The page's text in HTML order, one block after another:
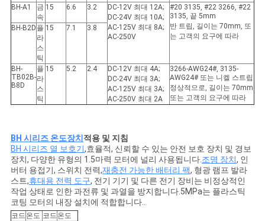
BH-A1
금
속
15 6.6 3.2
DC-12V 최대 12A;
DC-24V 최대 10A;
AC-125V 최대 8A;
AC-250V
#20 3135, #22 3266, #22
3135, 끝 5mm
반 트립, 길이는 70mm, 또
는 고객의 요구에 따라
BH-B2D 플
라
스
틱
15 7.1 3.8
BH-
TB02B-
B8D
플
라
스
틱
15 5.2 2.4
DC-12V 최대 4A;
DC-24V 최대 3A;
AC-125V 최대 3A;
AC-250V 최대 2A
3266-AWG24#, 3135-
AWG24# 또는 니켈 스트립
정상적으로, 길이는 70mm
또는 고객의 요구에 따라
BH 시리즈 온도장치 적용 및 지침
BH 시리즈 열 보호기,효율적, 신뢰할 수 있는 안전 보호 장치 및 경보
장치, 다양한 유형의 1.5마력 모터에 널리 사용됩니다.조명 장치, 인
버터 용접기, 스위치 전력,재충전 가능한 배터리 팩, 형광 램프 발라
스트,휴대용 전력 도구, 전기 기기 및 다른 전기 장비는 비정상적인
작업 상태로 인한 과전류 및 과열을 방지합니다.5MPa는 플라스틱
코팅 모터의 내장 설치에 적합합니다..
코드 온도 코드 온도